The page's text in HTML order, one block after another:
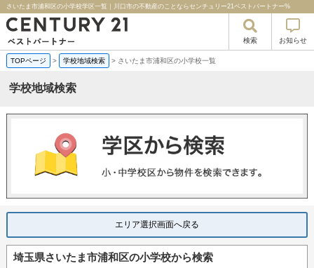
さいたま市浦和区の小学校学区一覧｜川口市の不動産のことならセンチュリー21ベストパートナー%
検索 お知らせ
TOPページ > 学校地域検索 > さいたま市浦和区の小学校一覧
学校地域検索
エリア選択画面へ戻る
埼玉県さいたま市浦和区の小学校から検索